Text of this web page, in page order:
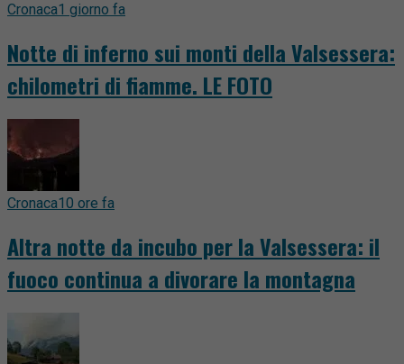
Cronaca1 giorno fa
Notte di inferno sui monti della Valsessera:
chilometri di fiamme. LE FOTO
Cronaca10 ore fa
Altra notte da incubo per la Valsessera: il
fuoco continua a divorare la montagna